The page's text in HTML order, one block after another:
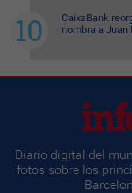
CaixaBank
nombra a Juan
Diario digital del
fotos sobre los